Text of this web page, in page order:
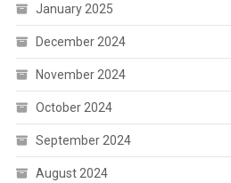
January 2025
December 2024
November 2024
October 2024
September 2024
August 2024